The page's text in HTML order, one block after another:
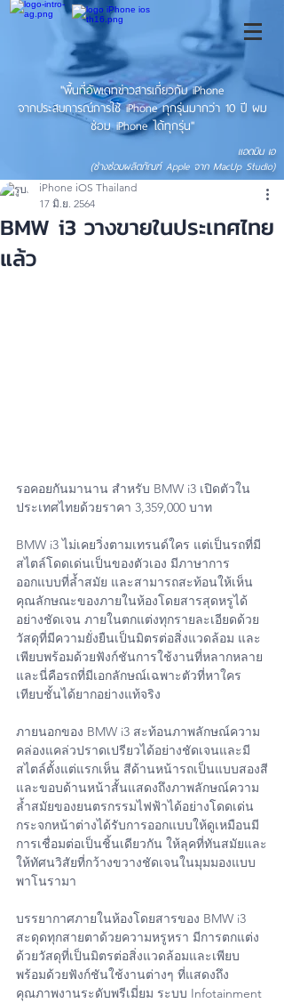
"พื้นที่อัพเดทข่าวสารเกี่ยวกับ iPhone
จากประสบการณ์การใช้ iPhone ทุกรุ่นมากว่า 10 ปี ผม
ซ่อม iPhone ได้ทุกรุ่น"
แอดมิน เอ
(ช่างซ่อมผลิตภัณฑ์ Apple จาก MacUp Studio)
BMW i3 วางขายในประเทศไทย
แล้ว
iPhone iOS Thailand
17 มิ.ย. 2564
รอคอยกันมานาน สำหรับ BMW i3 เปิดตัวใน
ประเทศไทยด้วยราคา 3,359,000 บาท
BMW i3 ไม่เคยวิ่งตามเทรนด์ใคร แต่เป็นรถที่มี
สไตล์โดดเด่นเป็นของตัวเอง มีภาษาการ
ออกแบบที่ล้ำสมัย และสามารถสะท้อนให้เห็น
คุณลักษณะของภายในห้องโดยสารสุดหรูได้
อย่างชัดเจน ภายในตกแต่งทุกรายละเอียดด้วย
วัสดุที่มีความยั่งยืนเป็นมิตรต่อสิ่งแวดล้อม และ
เพียบพร้อมด้วยฟังก์ชันการใช้งานที่หลากหลาย
และนี่คือรถที่มีเอกลักษณ์เฉพาะตัวที่หาใคร
เทียบชั้นได้ยากอย่างแท้จริง
ภายนอกของ BMW i3 สะท้อนภาพลักษณ์ความ
คล่องแคล่วปราดเปรียวได้อย่างชัดเจนและมี
สไตล์ตั้งแต่แรกเห็น สีด้านหน้ารถเป็นแบบสองสี
และขอบด้านหน้าสั้นแสดงถึงภาพลักษณ์ความ
ล้ำสมัยของยนตรกรรมไฟฟ้าได้อย่างโดดเด่น
กระจกหน้าต่างได้รับการออกแบบให้ดูเหมือนมี
การเชื่อมต่อเป็นชิ้นเดียวกัน ให้ลุคที่ทันสมัยและ
ให้ทัศนวิสัยที่กว้างขวางชัดเจนในมุมมองแบบ
พาโนรามา
บรรยากาศภายในห้องโดยสารของ BMW i3
สะดุดทุกสายตาด้วยความหรูหรา มีการตกแต่ง
ด้วยวัสดุที่เป็นมิตรต่อสิ่งแวดล้อมและเพียบ
พร้อมด้วยฟังก์ชันใช้งานต่างๆ ที่แสดงถึง
คุณภาพงานระดับพรีเมี่ยม ระบบ Infotainment